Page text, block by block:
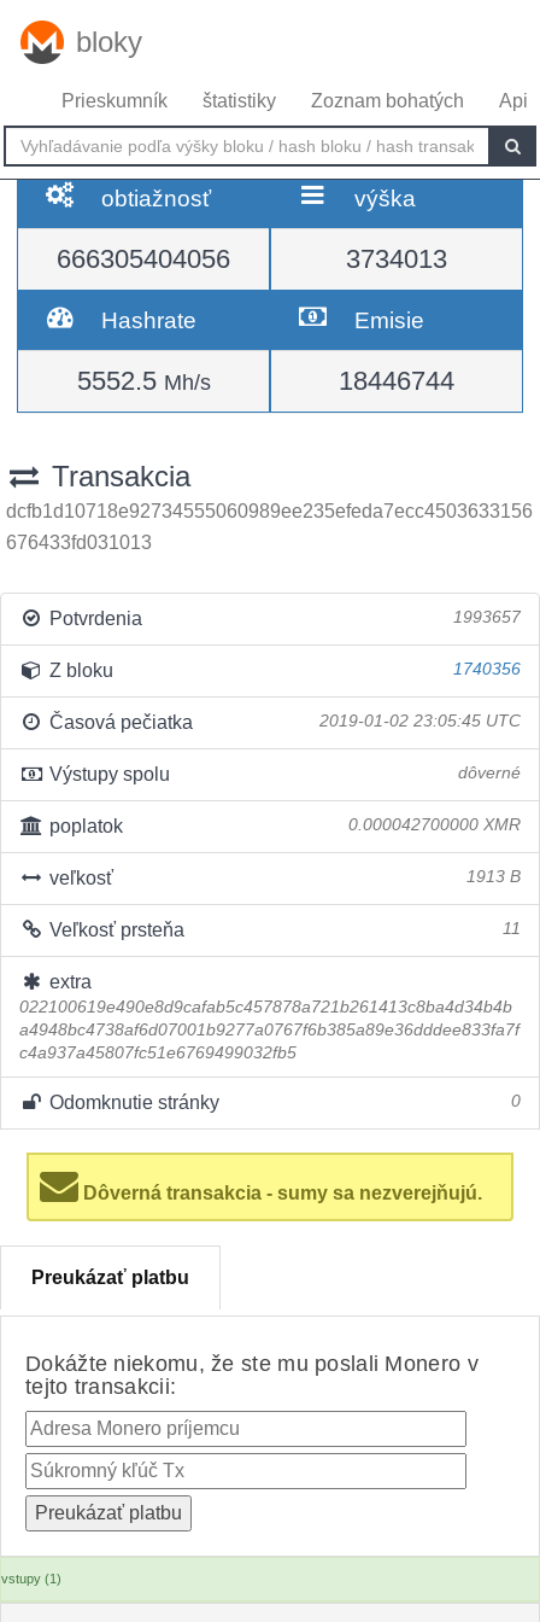
bloky
Prieskumník štatistiky Zoznam bohatých Api
obtiažnosť
666305404056
výška
3734013
Hashrate
5552.5 Mh/s
Emisie
18446744
Transakcia
dcfb1d10718e92734555060989ee235efeda7ecc4503633156
676433fd031013
Potvrdenia 1993657
Z bloku 1740356
Časová pečiatka 2019-01-02 23:05:45 UTC
Výstupy spolu dôverné
poplatok 0.000042700000 XMR
veľkosť 1913 B
Veľkosť prsteňa 11
extra
022100619e490e8d9cafab5c457878a721b261413c8ba4d34b4b
a4948bc4738af6d07001b9277a0767f6b385a89e36dddee833fa7f
c4a937a45807fc51e6769499032fb5
Odomknutie stránky 0
Dôverná transakcia - sumy sa nezverejňujú.
Preukázať platbu
Dokážte niekomu, že ste mu poslali Monero v
tejto transakcii:
vstupy (1)